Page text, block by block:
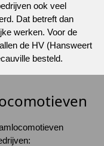
ook veel
Dat betreft dan
werken. Voor de
de HV (Hansweert
besteld.